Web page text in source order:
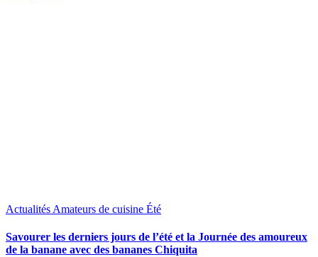
Actualités Amateurs de cuisine Été
Savourer les derniers jours de l’été et la Journée des amoureux
de la banane avec des bananes Chiquita